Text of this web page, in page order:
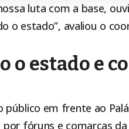
luta com a base,
o estado”, avaliou o
o estado e
em frente ao
fóruns e comarcas